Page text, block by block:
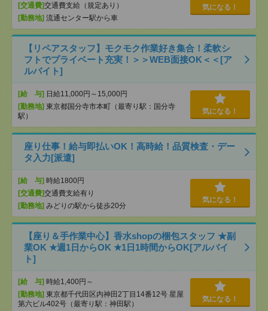
[交通費]交通費支給（規定あり）
[勤務地] 流通センター駅から車
気になる！
【リペアスタッフ】モクモク作業好き集合！柔軟シ
フトでプライベート充実！＞＞WEB面接OK＜＜[ア
ルバイト]
[給 与] 日給11,000円～15,000円
[勤務地] 東京都国分寺市本町（最寄り駅：国分寺
駅）
気になる！
座り仕事！給与即払いOK！高時給！品質検査・デー
タ入力[派遣]
[給 与] 時給1800円
[交通費]交通費支給有り
[勤務地] みどりの駅から徒歩20分
気になる！
【座り＆手作業中心】香水shopの梱包スタッフ ★副
業OK ★週1日からOK ★1日1時間からOK[アルバイ
ト]
[給 与] 時給1,400円～
[勤務地] 東京都千代田区内神田2丁目14番12号 星屋
第六ビル402号（最寄り駅：神田駅）
気になる！